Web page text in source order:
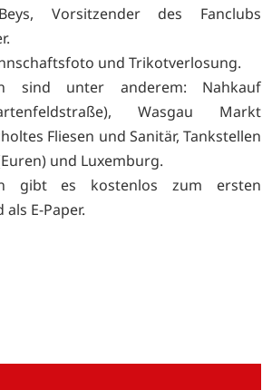
Vorsitzender des Fanclubs
und Trikotverlosung.
sind unter anderem: Nahkauf
Wasgau Markt
Fliesen und Sanitär, Tankstellen
und Luxemburg.
gibt es kostenlos zum ersten
als E-Paper.